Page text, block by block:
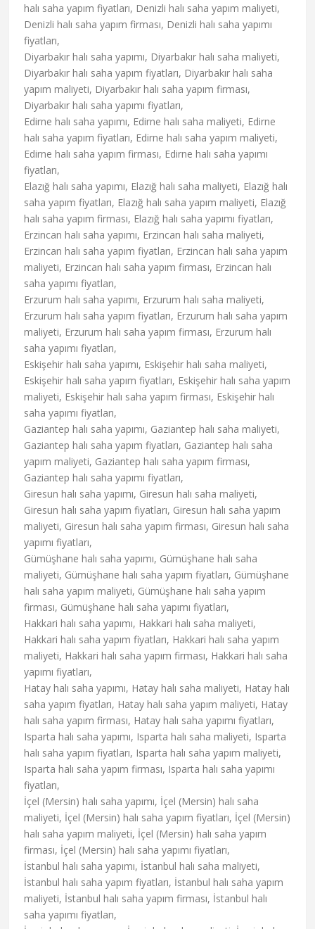
halı saha yapım fiyatları, Denizli halı saha yapım maliyeti,
Denizli halı saha yapım firması, Denizli halı saha yapımı
fiyatları,
Diyarbakır halı saha yapımı, Diyarbakır halı saha maliyeti,
Diyarbakır halı saha yapım fiyatları, Diyarbakır halı saha
yapım maliyeti, Diyarbakır halı saha yapım firması,
Diyarbakır halı saha yapımı fiyatları,
Edirne halı saha yapımı, Edirne halı saha maliyeti, Edirne
halı saha yapım fiyatları, Edirne halı saha yapım maliyeti,
Edirne halı saha yapım firması, Edirne halı saha yapımı
fiyatları,
Elazığ halı saha yapımı, Elazığ halı saha maliyeti, Elazığ halı
saha yapım fiyatları, Elazığ halı saha yapım maliyeti, Elazığ
halı saha yapım firması, Elazığ halı saha yapımı fiyatları,
Erzincan halı saha yapımı, Erzincan halı saha maliyeti,
Erzincan halı saha yapım fiyatları, Erzincan halı saha yapım
maliyeti, Erzincan halı saha yapım firması, Erzincan halı
saha yapımı fiyatları,
Erzurum halı saha yapımı, Erzurum halı saha maliyeti,
Erzurum halı saha yapım fiyatları, Erzurum halı saha yapım
maliyeti, Erzurum halı saha yapım firması, Erzurum halı
saha yapımı fiyatları,
Eskişehir halı saha yapımı, Eskişehir halı saha maliyeti,
Eskişehir halı saha yapım fiyatları, Eskişehir halı saha yapım
maliyeti, Eskişehir halı saha yapım firması, Eskişehir halı
saha yapımı fiyatları,
Gaziantep halı saha yapımı, Gaziantep halı saha maliyeti,
Gaziantep halı saha yapım fiyatları, Gaziantep halı saha
yapım maliyeti, Gaziantep halı saha yapım firması,
Gaziantep halı saha yapımı fiyatları,
Giresun halı saha yapımı, Giresun halı saha maliyeti,
Giresun halı saha yapım fiyatları, Giresun halı saha yapım
maliyeti, Giresun halı saha yapım firması, Giresun halı saha
yapımı fiyatları,
Gümüşhane halı saha yapımı, Gümüşhane halı saha
maliyeti, Gümüşhane halı saha yapım fiyatları, Gümüşhane
halı saha yapım maliyeti, Gümüşhane halı saha yapım
firması, Gümüşhane halı saha yapımı fiyatları,
Hakkari halı saha yapımı, Hakkari halı saha maliyeti,
Hakkari halı saha yapım fiyatları, Hakkari halı saha yapım
maliyeti, Hakkari halı saha yapım firması, Hakkari halı saha
yapımı fiyatları,
Hatay halı saha yapımı, Hatay halı saha maliyeti, Hatay halı
saha yapım fiyatları, Hatay halı saha yapım maliyeti, Hatay
halı saha yapım firması, Hatay halı saha yapımı fiyatları,
Isparta halı saha yapımı, Isparta halı saha maliyeti, Isparta
halı saha yapım fiyatları, Isparta halı saha yapım maliyeti,
Isparta halı saha yapım firması, Isparta halı saha yapımı
fiyatları,
İçel (Mersin) halı saha yapımı, İçel (Mersin) halı saha
maliyeti, İçel (Mersin) halı saha yapım fiyatları, İçel (Mersin)
halı saha yapım maliyeti, İçel (Mersin) halı saha yapım
firması, İçel (Mersin) halı saha yapımı fiyatları,
İstanbul halı saha yapımı, İstanbul halı saha maliyeti,
İstanbul halı saha yapım fiyatları, İstanbul halı saha yapım
maliyeti, İstanbul halı saha yapım firması, İstanbul halı
saha yapımı fiyatları,